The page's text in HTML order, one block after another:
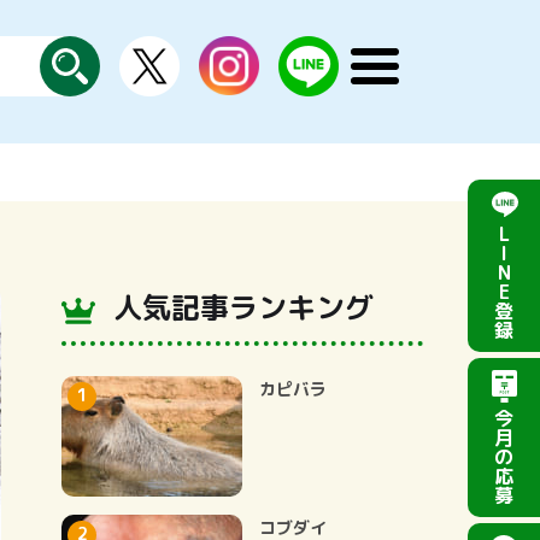
探
す
instagram LINE
公
メ
人気記事ランキング
カピバラ
コブダイ
L
I
N
E
登
録
今
月
の
応
募